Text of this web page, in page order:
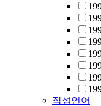
작성언어